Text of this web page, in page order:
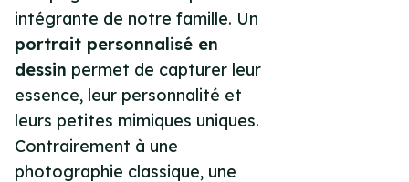
intégrante de notre famille. Un
portrait personnalisé en
dessin permet de capturer leur
essence, leur personnalité et
leurs petites mimiques uniques.
Contrairement à une
photographie classique, une